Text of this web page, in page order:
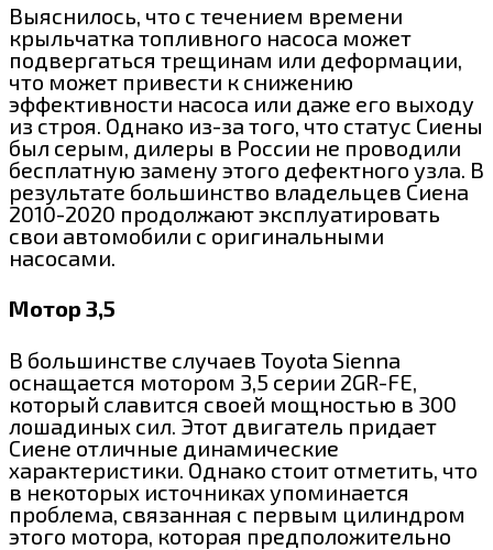
Выяснилось, что с течением времени
крыльчатка топливного насоса может
подвергаться трещинам или деформации,
что может привести к снижению
эффективности насоса или даже его выходу
из строя. Однако из-за того, что статус Сиены
был серым, дилеры в России не проводили
бесплатную замену этого дефектного узла. В
результате большинство владельцев Сиена
2010-2020 продолжают эксплуатировать
свои автомобили с оригинальными
насосами.
Мотор 3,5
В большинстве случаев Toyota Sienna
оснащается мотором 3,5 серии 2GR-FE,
который славится своей мощностью в 300
лошадиных сил. Этот двигатель придает
Сиене отличные динамические
характеристики. Однако стоит отметить, что
в некоторых источниках упоминается
проблема, связанная с первым цилиндром
этого мотора, которая предположительно